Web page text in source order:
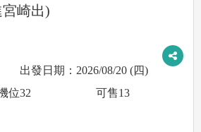
崎出)
2026/08/20 (四)
位32 可售13